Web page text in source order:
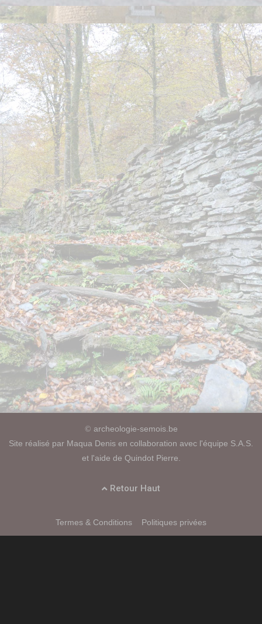
© archeologie-semois.be
Site réalisé par Maqua Denis en collaboration avec l'équipe S.A.S.
et l'aide de Quindot Pierre.
Retour Haut
Termes & Conditions Politiques privées